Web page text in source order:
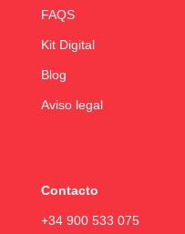
FAQS
Kit Digital
Blog
Aviso legal
Contacto
+34 900 533 075